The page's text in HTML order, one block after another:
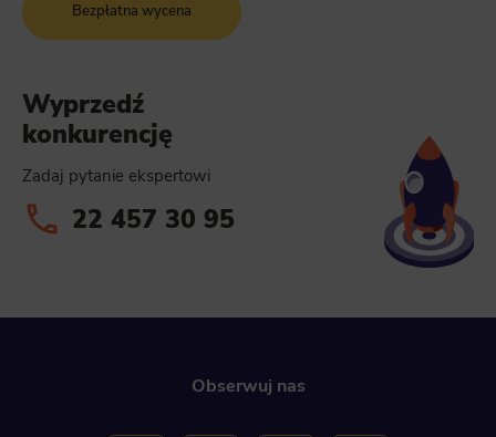
Bezpłatna wycena
Wyprzedź
konkurencję
Zadaj pytanie ekspertowi
22 457 30 95
Obserwuj nas